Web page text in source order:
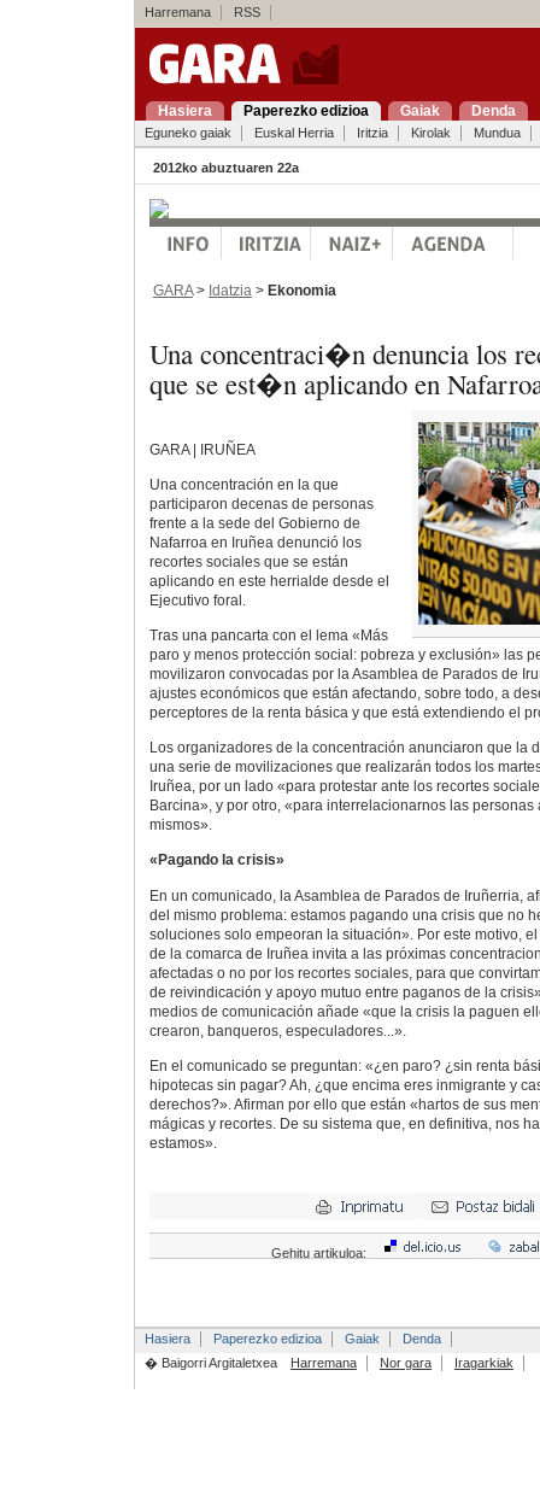
Harremana RSS
Hasiera Paperezko edizioa Gaiak Denda
Eguneko gaiak Euskal Herria Iritzia Kirolak Mundua
2012ko abuztuaren 22a
GARA> Idatzia > Ekonomia
Una concentraci�n denuncia los
que se est�n aplicando en
GARA | IRUÑEA
Una concentración en la que
participaron decenas de personas
frente a la sede del Gobierno de
Nafarroa en Iruñea denunció los
recortes sociales que se están
aplicando en este herrialde desde el
Ejecutivo foral.
Tras una pancarta con el lema «Más
paro y menos protección social: pobreza y exclusión» las
movilizaron convocadas por la Asamblea de Parados de
ajustes económicos que están afectando, sobre todo, a
perceptores de la renta básica y que está extendiendo el
Los organizadores de la concentración anunciaron que la
una serie de movilizaciones que realizarán todos los
Iruñea, por un lado «para protestar ante los recortes
Barcina», y por otro, «para interrelacionarnos las personas
mismos».
«Pagando la crisis»
En un comunicado, la Asamblea de Parados de Iruñerria,
del mismo problema: estamos pagando una crisis que no
soluciones solo empeoran la situación». Por este motivo,
de la comarca de Iruñea invita a las próximas
afectadas o no por los recortes sociales, para que
de reivindicación y apoyo mutuo entre paganos de la
medios de comunicación añade «que la crisis la paguen
crearon, banqueros, especuladores...».
En el comunicado se preguntan: «¿en paro? ¿sin renta
hipotecas sin pagar? Ah, ¿que encima eres inmigrante y
derechos?». Afirman por ello que están «hartos de sus
mágicas y recortes. De su sistema que, en definitiva, nos
estamos».
Gehitu artikuloa:
Hasiera Paperezko edizioa Gaiak
Denda
� Baigorri Argitaletxea
Harremana Nor gara Iragarkiak